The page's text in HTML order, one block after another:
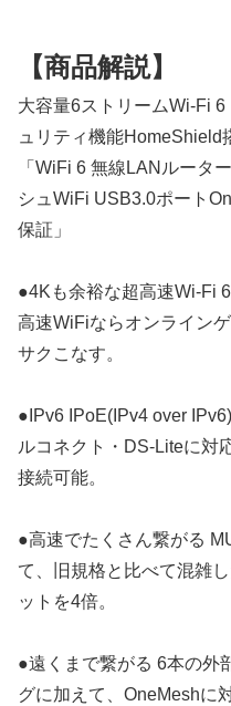
【商品解説】
大容量6ストリームWi-Fi
ュリティ機能
「WiFi 6 無線LANルータ
シュWiFi USB3.0ポート
保証」
●4Kも余裕な超高速Wi-Fi
高速WiFiならオンライン
サクこなす。
●IPv6 IPoE(IPv4 over
ルコネクト・DS-Liteに対
接続可能。
●高速でたくさん繋がる
て、旧規格と比べて混雑
ットを4倍。
●遠くまで繋がる 6本の外
グに加えて、OneMeshに